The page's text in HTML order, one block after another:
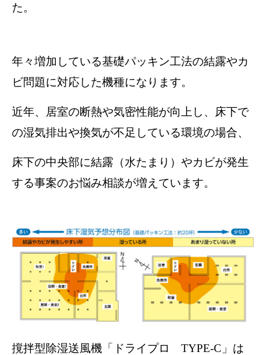
た。
年々増加している基礎パッキン工法の結露やカ
ビ問題に対応した機種になります。
近年、居室の断熱や気密性能が向上し、床下で
の湿気排出や換気が不足している環境の場合、
床下の中央部に結露（水たまり）やカビが発生
する事案のお悩み相談が増えています。
撹拌型除湿送風機「ドライプロ TYPE-C」は